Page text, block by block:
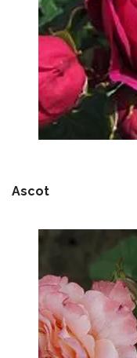
Ascot